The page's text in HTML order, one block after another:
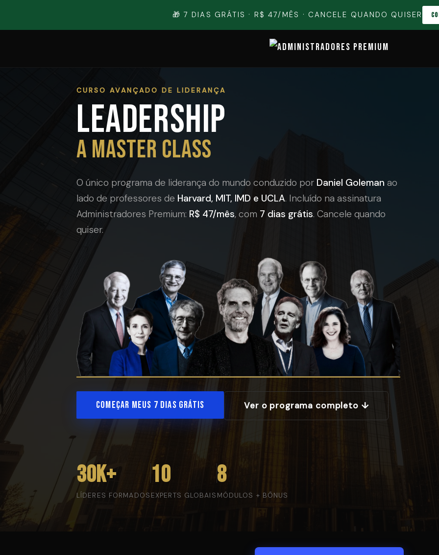
🎁 7 DIAS GRÁTIS · R$ 47/MÊS · CANCELE QUANDO QUISER
CURSO AVANÇADO DE LIDERANÇA
LEADERSHIP
A MASTER CLASS
O único programa de liderança do mundo conduzido por Daniel Goleman ao
lado de professores de Harvard, MIT, IMD e UCLA. Incluído na assinatura
Administradores Premium: R$ 47/mês, com 7 dias grátis. Cancele quando
quiser.
Começar meus 7 dias grátis Ver o programa completo ↓
30K+
LÍDERES FORMADOS
10
EXPERTS GLOBAIS
8
MÓDULOS + BÔNUS